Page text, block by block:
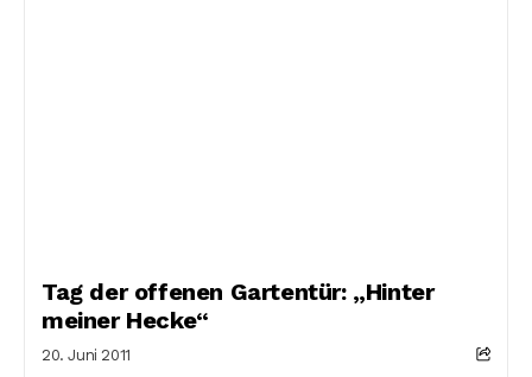
Tag der offenen Gartentür: „Hinter
meiner Hecke“
20. Juni 2011